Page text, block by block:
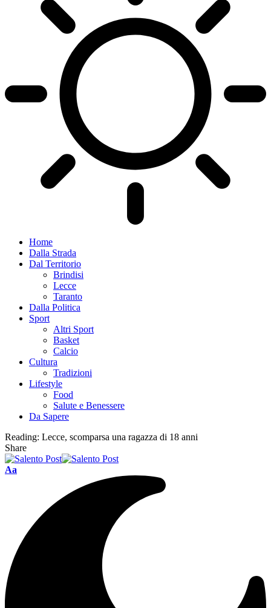
Home
Dalla Strada
Dal Territorio
Brindisi
Lecce
Taranto
Dalla Politica
Sport
Altri Sport
Basket
Calcio
Cultura
Tradizioni
Lifestyle
Food
Salute e Benessere
Da Sapere
Reading: Lecce, scomparsa una ragazza di 18 anni
Share
Aa